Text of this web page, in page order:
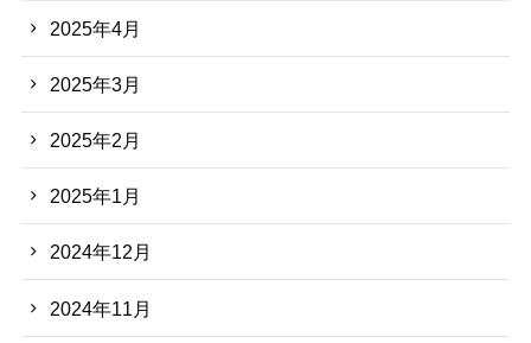
2025年4月
2025年3月
2025年2月
2025年1月
2024年12月
2024年11月